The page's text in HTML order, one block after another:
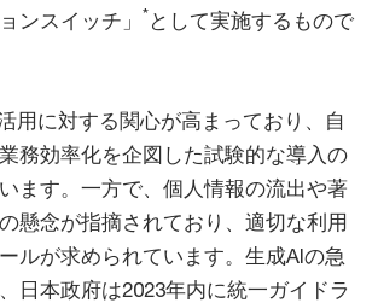
ンスイッチ」
*として実施するもので
用に対する関心が高まっており、自
務効率化を企図した試験的な導入の
ます。一方で、個人情報の流出や著
懸念が指摘されており、適切な利用
ルが求められています。生成AIの急
日本政府は2023年内に統一ガイドラ